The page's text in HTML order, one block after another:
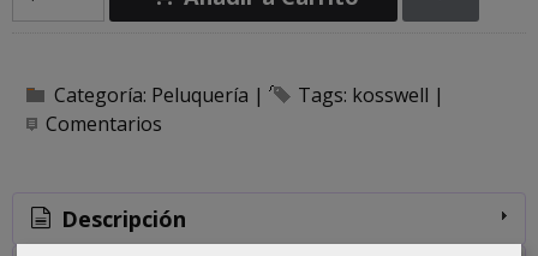
Categoría: Peluquería | Tags: kosswell |
Comentarios
Descripción